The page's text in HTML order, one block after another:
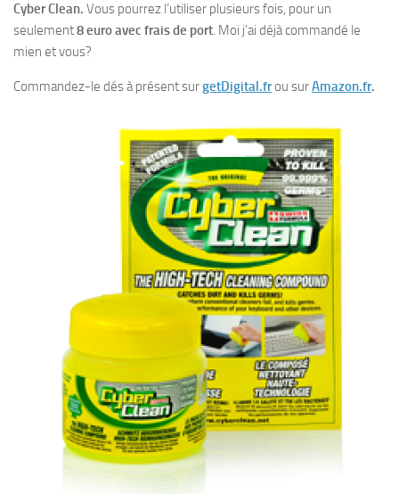
Cyber Clean. Vous pourrez l’utiliser plusieurs fois, pour un
seulement8 euro avec frais de port. Moi j’ai déjà commandé le
mien et vous?
Commandez-le dés à présent surgetDigital.frou surAmazon.fr.